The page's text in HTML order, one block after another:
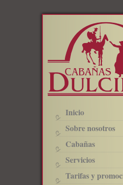
Inicio
Sobre nosotros
Cabañas
Servicios
Tarifas y